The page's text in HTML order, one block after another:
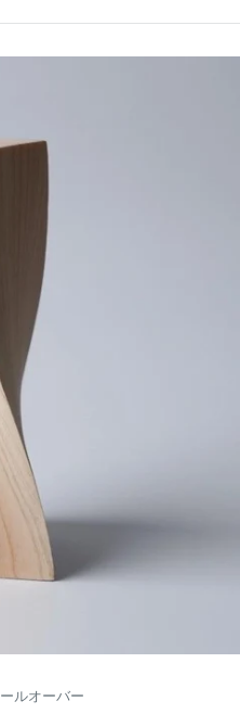
ルオーバー